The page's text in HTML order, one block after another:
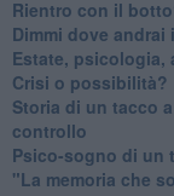
​Rientro con il
Dimmi dove
​Estate,
​Crisi o possibilità?
​Storia di un tacco
controllo
​Psico-sogno di un
"La memoria che